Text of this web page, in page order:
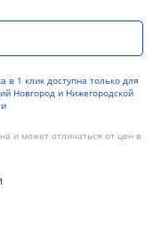
в 1 клик доступна только для
Новгород и Нижегородской
и может отличаться от цен в